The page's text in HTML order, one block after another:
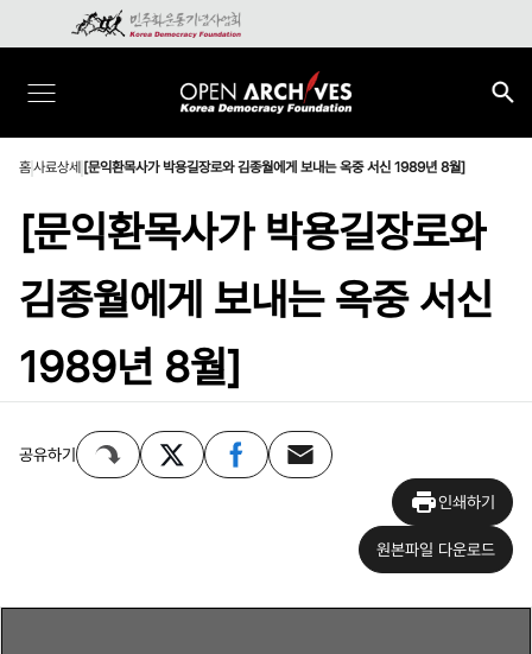
홈사료상세 [문익환목사가 박용길장로와 김종월에게 보내는 옥중 서신 1989년 8월]
[문익환목사가 박용길장로와
김종월에게 보내는 옥중 서신
1989년 8월]
공유하기
인쇄하기
원본파일 다운로드